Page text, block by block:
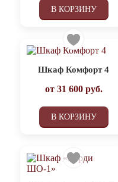
В КОРЗИНУ
Шкаф Комфорт 4
от 31 600руб.
В КОРЗИНУ